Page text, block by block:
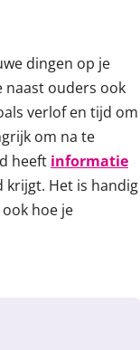
dingen op je
naast ouders ook
verlof en tijd om
om na te
heeft informatie
krijgt. Het is handig
hoe je